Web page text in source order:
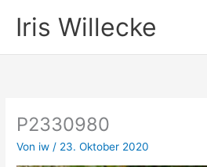
InhaltIris Willecke
P2330980
Von iw / 23. Oktober 2020